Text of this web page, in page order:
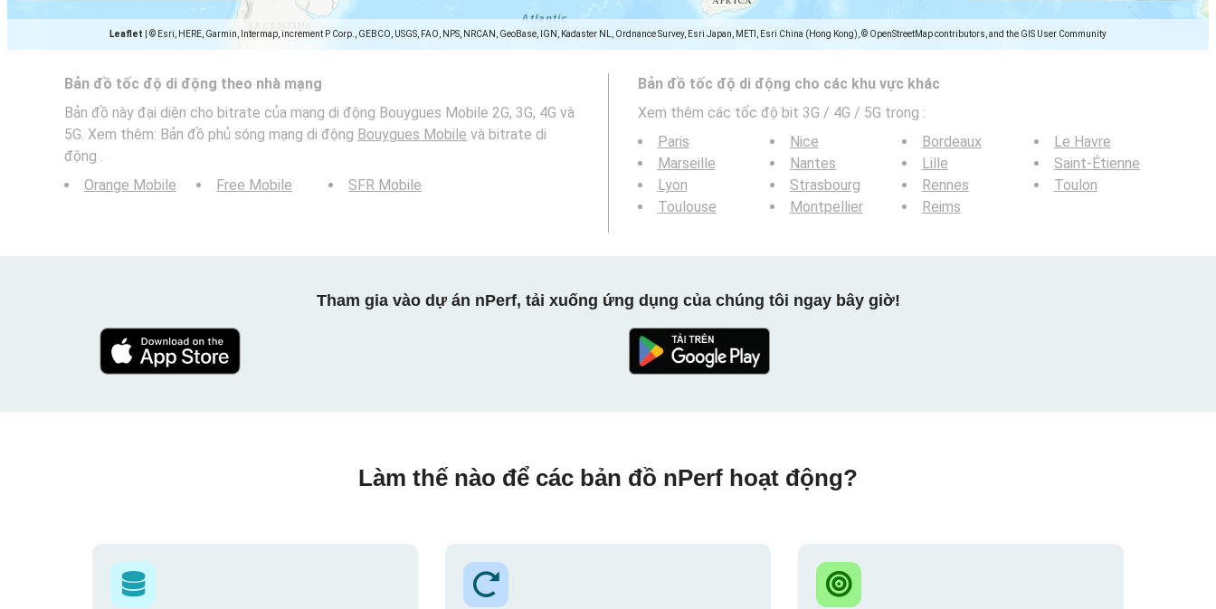
Leaflet © Esri, HERE, Garmin, Intermap, increment P Corp., GEBCO, USGS, FAO, NPS, NRCAN, GeoBase, IGN, Kadaster NL, Ordnance Survey, Esri Japan, METI, Esri China (Hong Kong), © OpenStreetMap contributors, and the GIS User Community
Bản đồ tốc độ di động theo nhà mạng
Bản đồ này đại diện cho bitrate của mạng di động Bouygues Mobile 2G, 3G, 4G và
5G. Xem thêm: Bản đồ phủ sóng mạng di động Bouygues Mobile và bitrate di
động .
Orange Mobile
Free Mobile SFR Mobile
Bản đồ tốc độ di động cho các khu vực khác
Xem thêm các tốc độ bit 3G / 4G / 5G trong :
Paris
Marseille
Lyon
Toulouse
Nice
Nantes
Strasbourg
Montpellier
Bordeaux
Lille
Rennes
Reims
Le Havre
Saint-Étienne
Toulon
Tham gia vào dự án nPerf, tải xuống ứng dụng của chúng tôi ngay bây giờ!
Làm thế nào để các bản đồ nPerf hoạt động?